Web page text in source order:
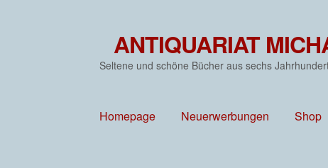
Navigation
springen
Zum
Inhalt
springen
ANTIQUARIAT
Seltene und schöne Bücher aus sechs
Homepage Neuerwerbungen Shop